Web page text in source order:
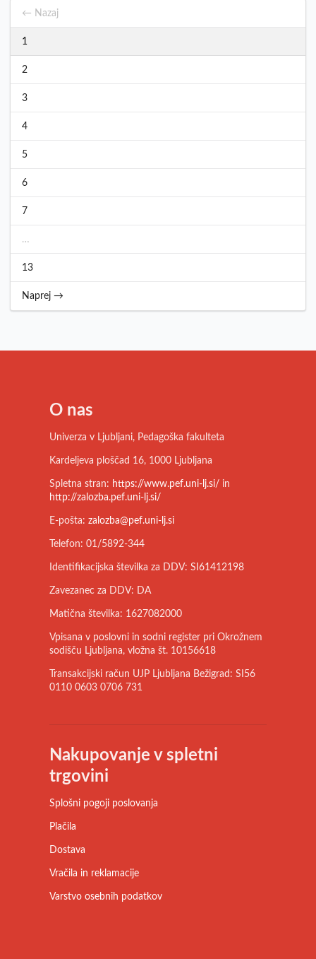
← Nazaj
1
2
3
4
5
6
7
…
13
Naprej →
O nas
Univerza v Ljubljani, Pedagoška fakulteta
Kardeljeva ploščad 16, 1000 Ljubljana
Spletna stran: https://www.pef.uni-lj.si/ in
http://zalozba.pef.uni-lj.si/
E-pošta: zalozba@pef.uni-lj.si
Telefon: 01/5892-344
Identifikacijska številka za DDV: SI61412198
Zavezanec za DDV: DA
Matična številka: 1627082000
Vpisana v poslovni in sodni register pri Okrožnem
sodišču Ljubljana, vložna št. 10156618
Transakcijski račun UJP Ljubljana Bežigrad: SI56
0110 0603 0706 731
Nakupovanje v spletni
trgovini
Splošni pogoji poslovanja
Plačila
Dostava
Vračila in reklamacije
Varstvo osebnih podatkov